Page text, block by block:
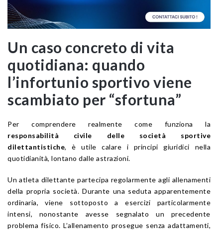
Un caso concreto di vita
quotidiana: quando
l’infortunio sportivo viene
scambiato per “sfortuna”
Per comprendere realmente come funziona la
responsabilità civile delle società sportive
dilettantistiche, è utile calare i principi giuridici nella
quotidianità, lontano dalle astrazioni.
Un atleta dilettante partecipa regolarmente agli allenamenti
della propria società. Durante una seduta apparentemente
ordinaria, viene sottoposto a esercizi particolarmente
intensi, nonostante avesse segnalato un precedente
problema fisico. L’allenamento prosegue senza adattamenti,